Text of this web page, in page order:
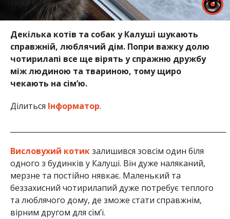
Декілька котів та собак у Калуші шукають
справжній, люблячий дім. Попри важку долю
чотирилапі все ще вірять у спражню дружбу
між людиною та твариною, тому щиро
чекають на сім’ю.
Ділиться Інформатор.
Висловухий котикзалишився зовсім один біля
одного з будинків у Калуші. Він дуже наляканий,
мерзне та постійно нявкає. Маленький та
беззахисний чотирилапий дуже потребує теплого
та люблячого дому, де зможе стати справжнім,
вірним другом для сім’ї.